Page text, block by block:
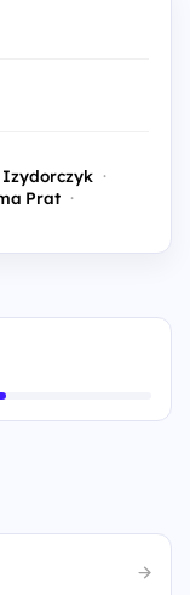
Izydorczyk
Prat